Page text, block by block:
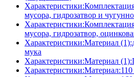
мусора, гидрозатвор и
мусора, гидрозатвор,
Характеристики:Материал
мука
Характеристики:Материал